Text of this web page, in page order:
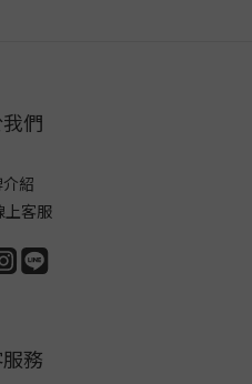
們
紹
上客服
務